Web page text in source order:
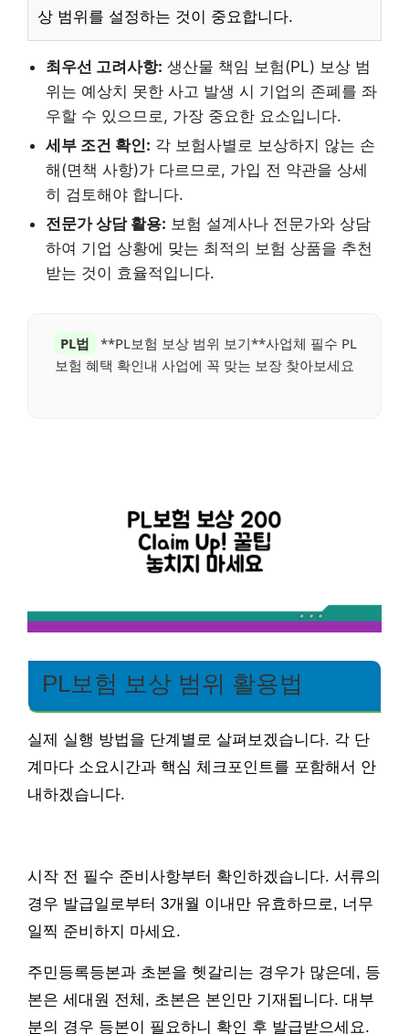
상 범위를 설정하는 것이 중요합니다.
최우선 고려사항: 생산물 책임 보험(PL) 보상 범
위는 예상치 못한 사고 발생 시 기업의 존폐를 좌
우할 수 있으므로, 가장 중요한 요소입니다.
세부 조건 확인: 각 보험사별로 보상하지 않는 손
해(면책 사항)가 다르므로, 가입 전 약관을 상세
히 검토해야 합니다.
전문가 상담 활용: 보험 설계사나 전문가와 상담
하여 기업 상황에 맞는 최적의 보험 상품을 추천
받는 것이 효율적입니다.
PL법
**PL보험 보상 범위 보기**사업체 필수 PL
보험 혜택 확인내 사업에 꼭 맞는 보장 찾아보세요
PL보험 보상 범위 활용법
실제 실행 방법을 단계별로 살펴보겠습니다. 각 단
계마다 소요시간과 핵심 체크포인트를 포함해서 안
내하겠습니다.
시작 전 필수 준비사항부터 확인하겠습니다. 서류의
경우 발급일로부터 3개월 이내만 유효하므로, 너무
일찍 준비하지 마세요.
주민등록등본과 초본을 헷갈리는 경우가 많은데, 등
본은 세대원 전체, 초본은 본인만 기재됩니다. 대부
분의 경우 등본이 필요하니 확인 후 발급받으세요.